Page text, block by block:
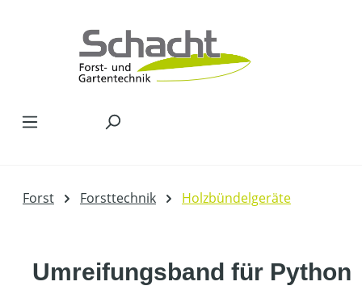
Forst Forsttechnik Holzbündelgeräte
Umreifungsband für Python